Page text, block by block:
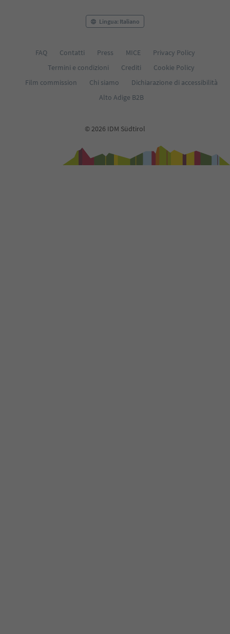
Lingua: Italiano
FAQ Contatti Press MICE
Privacy Policy
Termini e condizioni
Crediti
Cookie Policy
Film commission
Chi siamo
Dichiarazione di accessibilità
Alto Adige B2B
© 2026 IDM Südtirol